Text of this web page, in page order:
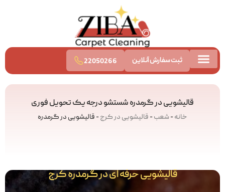
ثبت سفارش آنلاین 22050266
قالیشویی در گرمدره شستشو درجه یک تحویل فوری
خانه-شعب- قالیشویی در کرج- قالیشویی در گرمدره
قالیشویی حرفه ای در گرمدره کرج